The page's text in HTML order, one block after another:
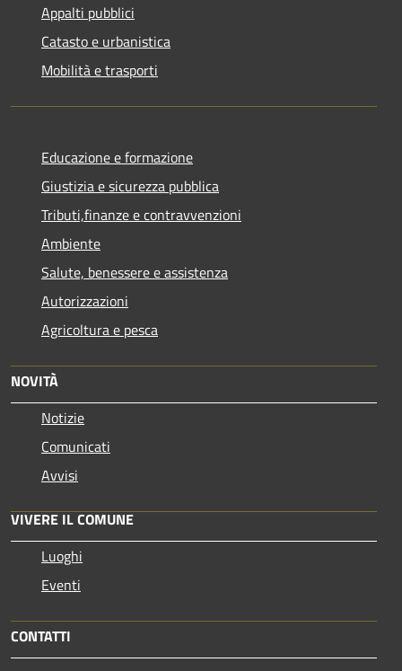
Appalti pubblici
Catasto e urbanistica
Mobilità e trasporti
Educazione e formazione
Giustizia e sicurezza pubblica
Tributi,finanze e contravvenzioni
Ambiente
Salute, benessere e assistenza
Autorizzazioni
Agricoltura e pesca
NOVITÀ
Notizie
Comunicati
Avvisi
VIVERE IL COMUNE
Luoghi
Eventi
CONTATTI